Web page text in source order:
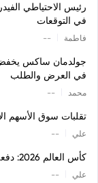
رئيس الاحتياطي
في التوقعات
فاطمة --
في العرض والطلب
محمد --
تقلبات سوق الأسهم
علي --
كأس العالم 2026: دفعة قوية لأسواق التنبؤات وتعزيز لـ DraftKings
علي --